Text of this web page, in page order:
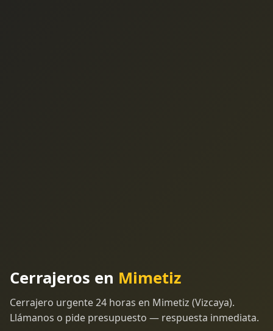
Cerrajeros en Mimetiz
Cerrajero urgente 24 horas en Mimetiz (Vizcaya).
Llámanos o pide presupuesto — respuesta inmediata.